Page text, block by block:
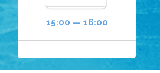
15:00 — 16:00